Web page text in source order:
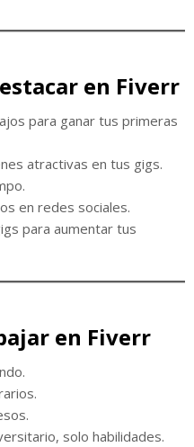
en Fiverr
para ganar tus primeras
atractivas en tus gigs.
en redes sociales.
para aumentar tus
en Fiverr
solo habilidades.